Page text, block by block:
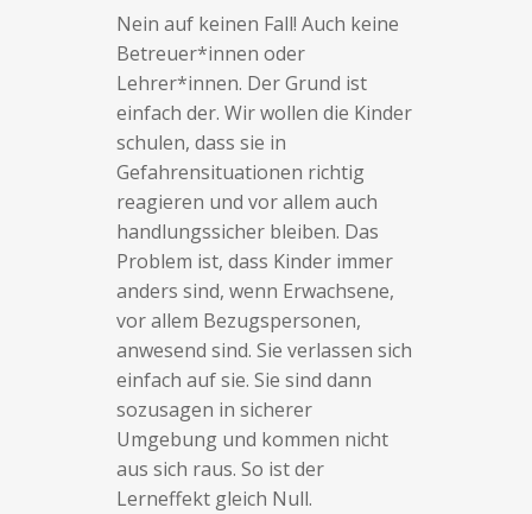
Nein auf keinen Fall! Auch keine
Betreuer*innen oder
Lehrer*innen. Der Grund ist
einfach der. Wir wollen die Kinder
schulen, dass sie in
Gefahrensituationen richtig
reagieren und vor allem auch
handlungssicher bleiben. Das
Problem ist, dass Kinder immer
anders sind, wenn Erwachsene,
vor allem Bezugspersonen,
anwesend sind. Sie verlassen sich
einfach auf sie. Sie sind dann
sozusagen in sicherer
Umgebung und kommen nicht
aus sich raus. So ist der
Lerneffekt gleich Null.